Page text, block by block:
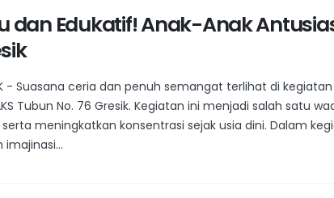
dan Edukatif! Anak-Anak
- Suasana ceria dan penuh semangat terlihat di
Tubun No. 76 Gresik. Kegiatan ini menjadi salah
serta meningkatkan konsentrasi sejak usia dini. Dalam
imajinasi...